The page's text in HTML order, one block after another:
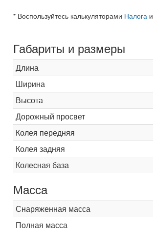
* Воспользуйтесь калькуляторами Налогаи
Габариты и размеры
Длина
Ширина
Высота
Дорожный просвет
Колея передняя
Колея задняя
Колесная база
Масса
Снаряженная масса
Полная масса